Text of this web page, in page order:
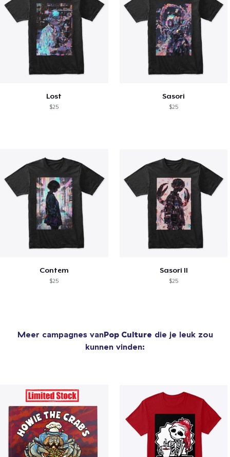
Lost
$25
Sasori
$25
Contem
$25
Sasori II
$25
Meer campagnes vanPop Culture die je leuk zou
kunnen vinden: